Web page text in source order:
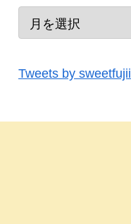
Tweets by sweetfujii